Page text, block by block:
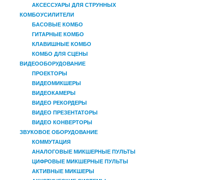
АКСЕССУАРЫ ДЛЯ СТРУННЫХ
КОМБОУСИЛИТЕЛИ
БАСОВЫЕ КОМБО
ГИТАРНЫЕ КОМБО
КЛАВИШНЫЕ КОМБО
КОМБО ДЛЯ СЦЕНЫ
ВИДЕООБОРУДОВАНИЕ
ПРОЕКТОРЫ
ВИДЕОМИКШЕРЫ
ВИДЕОКАМЕРЫ
ВИДЕО РЕКОРДЕРЫ
ВИДЕО ПРЕЗЕНТАТОРЫ
ВИДЕО КОНВЕРТОРЫ
ЗВУКОВОЕ ОБОРУДОВАНИЕ
КОММУТАЦИЯ
АНАЛОГОВЫЕ МИКШЕРНЫЕ ПУЛЬТЫ
ЦИФРОВЫЕ МИКШЕРНЫЕ ПУЛЬТЫ
АКТИВНЫЕ МИКШЕРЫ